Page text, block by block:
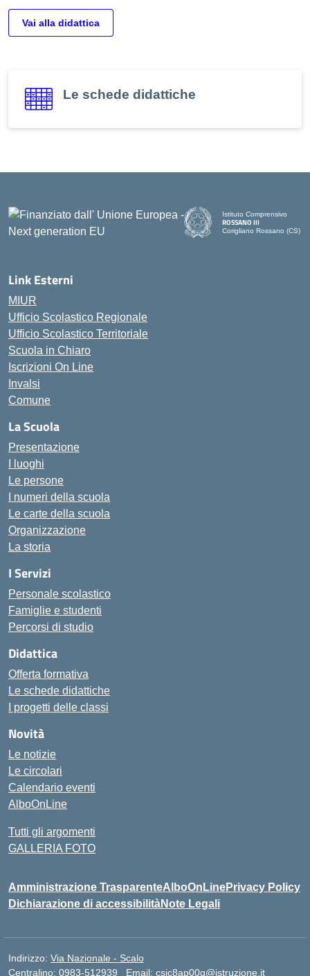
Vai alla didattica
Le schede didattiche
Istituto Comprensivo
ROSSANO III
Corigliano Rossano (CS)
Link Esterni
MIUR
Ufficio Scolastico Regionale
Ufficio Scolastico Territoriale
Scuola in Chiaro
Iscrizioni On Line
Invalsi
Comune
La Scuola
Presentazione
I luoghi
Le persone
I numeri della scuola
Le carte della scuola
Organizzazione
La storia
I Servizi
Personale scolastico
Famiglie e studenti
Percorsi di studio
Didattica
Offerta formativa
Le schede didattiche
I progetti delle classi
Novità
Le notizie
Le circolari
Calendario eventi
AlboOnLine
Tutti gli argomenti
GALLERIA FOTO
Amministrazione TrasparenteAlboOnLinePrivacy Policy
Dichiarazione di accessibilitàNote Legali
Indirizzo: Via Nazionale - Scalo
Centralino: 0983-512939 Email: csic8ap00g@istruzione.it